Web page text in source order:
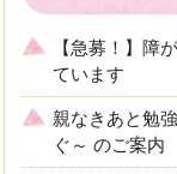
【急募！】障
ています
親なきあと勉
ぐ～ のご案内